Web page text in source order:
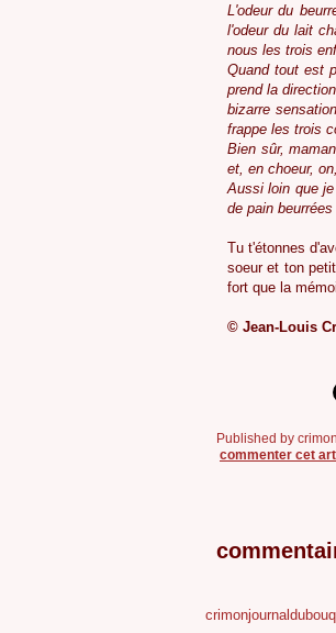
L'odeur du
l'odeur du lait
nous les trois
Quand tout est
prend la
bizarre
frappe les trois
Bien sûr,
et, en choeur,
Aussi loin que
de pain
Tu t'étonnes
soeur et ton
fort que la
© Jean-Louis
Published by
commenter cet